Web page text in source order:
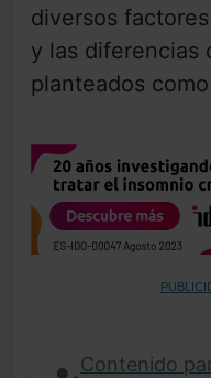
diversos
y las diferencias
planteados
Contenido